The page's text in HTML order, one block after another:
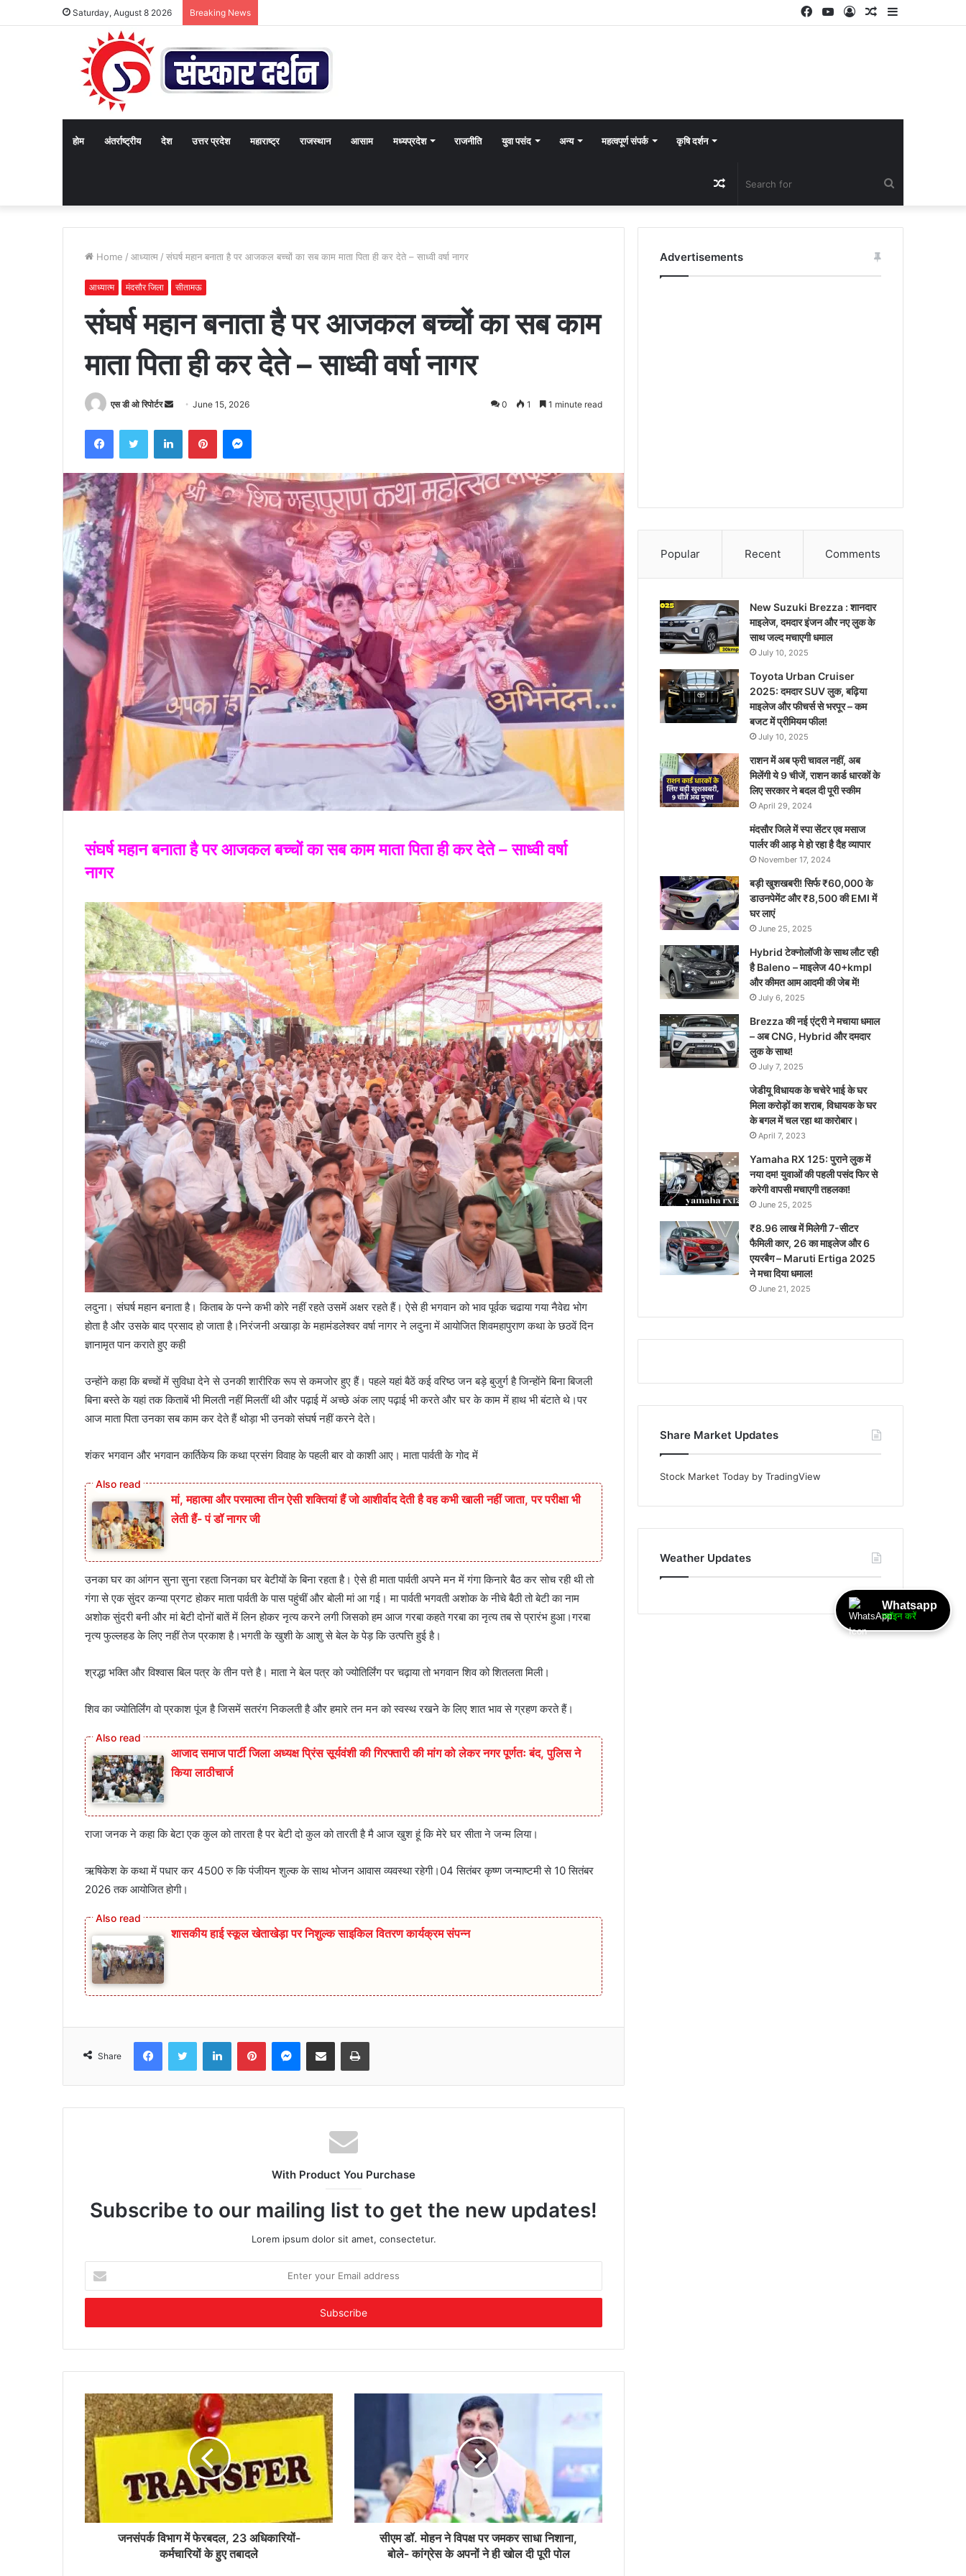
Saturday, August 8 2026 Breaking News Sidebar
Random
Log
YouTube
Facebook
होम अंतर्राष्ट्रीय देश उत्तर प्रदेश महाराष्ट्र राजस्थान आसाम मध्यप्रदेश राजनीति युवा पसंद अन्य महत्वपूर्ण संपर्क कृषि दर्शन
for
Random
Article
Home / आध्यात्म / संघर्ष महान बनाता है पर आजकल बच्चों का सब काम माता पिता ही कर देते – साध्वी वर्षा नागर
आध्यात्म मंदसौर जिला सीतामऊ
संघर्ष महान बनाता है पर आजकल बच्चों का सब काम
माता पिता ही कर देते – साध्वी वर्षा नागर
एस डी ओ रिपोर्टर
SendJune 15, 2026 0 1 1 minute read
FacebookTwitter LinkedInPinterestMessenger
संघर्ष महान बनाता है पर आजकल बच्चों का सब काम माता पिता ही कर देते – साध्वी वर्षा
नागर
लदुना। संघर्ष महान बनाता है। किताब के पन्ने कभी कोरे नहीं रहते उसमें अक्षर रहते हैं। ऐसे ही भगवान को भाव पूर्वक चढाया गया नैवेद्य भोग
होता है और उसके बाद प्रसाद हो जाता है।निरंजनी अखाड़ा के महामंडलेश्वर वर्षा नागर ने लदुना में आयोजित शिवमहापुराण कथा के छठवें दिन
ज्ञानामृत पान कराते हुए कही
उन्होंने कहा कि बच्चों में सुविधा देने से उनकी शारीरिक रूप से कमजोर हुए हैं। पहले यहां बैठें कई वरिष्ठ जन बड़े बुजुर्ग है जिन्होंने बिना बिजली
बिना बस्ते के यहां तक किताबें भी मिलती नहीं मिलतीं थी और पढ़ाई में अच्छे अंक लाए पढ़ाई भी करते और घर के काम में हाथ भी बंटाते थे।पर
आज माता पिता उनका सब काम कर देते हैं थोड़ा भी उनको संघर्ष नहीं करने देते।
शंकर भगवान और भगवान कार्तिकेय कि कथा प्रसंग विवाह के पहली बार वो काशी आए। माता पार्वती के गोद में
मां, महात्मा और परमात्मा तीन ऐसी शक्तियां हैं जो आशीर्वाद देती है वह कभी खाली नहीं जाता, पर परीक्षा भी
लेती हैं- पं डॉ नागर जी
उनका घर का आंगन सुना सुना रहता जिनका घर बेटीयों के बिना रहता है। ऐसे ही माता पार्वती अपने मन में गंगा किनारे बैठ कर सोच रही थी तो
गंगा से एक सुंदर कन्या प्रगट होकर माता पार्वती के पास पहुंचीं और बोली मां आ गई। मा पार्वती भगवती अशोक के नीचे बैठी तो बेटी का नाम
अशोक सुंदरी बनी और मां बेटी दोनों बातें में लिन होकर नृत्य करने लगी जिसको हम आज गरबा कहते गरबा का नृत्य तब से प्रारंभ हुआ।गरबा
नृत्य फुल्लहड के लिए नहीं तेज प्रकाश है।भगती के खुशी के आशु से बेल के पेड़ कि उत्पत्ति हुई है।
श्रद्धा भक्ति और विश्वास बिल पत्र के तीन पत्ते है। माता ने बेल पत्र को ज्योतिर्लिंग पर चढ़ाया तो भगवान शिव को शितलता मिली।
शिव का ज्योतिर्लिंग वो प्रकाश पूंज है जिसमें सतरंग निकलती है और हमारे तन मन को स्वस्थ रखने के लिए शात भाव से ग्रहण करते हैं।
आजाद समाज पार्टी जिला अध्यक्ष प्रिंस सूर्यवंशी की गिरफ्तारी की मांग को लेकर नगर पूर्णतः बंद, पुलिस ने
किया लाठीचार्ज
राजा जनक ने कहा कि बेटा एक कुल को तारता है पर बेटी दो कुल को तारती है मै आज खुश हूं कि मेरे घर सीता ने जन्म लिया।
ऋषिकेश के कथा में पधार कर 4500 रु कि पंजीयन शुल्क के साथ भोजन आवास व्यवस्था रहेगी।04 सितंबर कृष्ण जन्माष्टमी से 10 सितंबर
2026 तक आयोजित होगी।
शासकीय हाई स्कूल खेताखेड़ा पर निशुल्क साइकिल वितरण कार्यक्रम संपन्न
Share
FacebookTwitter LinkedInPinterestMessenger
Share via Email Print
With Product You Purchase
Subscribe to our mailing list to get the new updates!
Lorem ipsum dolor sit amet, consectetur.
your
Email
जनसंपर्क विभाग में फेरबदल, 23 अधिकारियों-
कर्मचारियों के हुए तबादले
सीएम डॉ. मोहन ने विपक्ष पर जमकर साधा निशाना,
बोले- कांग्रेस के अपनों ने ही खोल दी पूरी पोल
Advertisements
Popular Recent Comments
New Suzuki Brezza : शानदार
माइलेज, दमदार इंजन और नए लुक के
साथ जल्द मचाएगी धमाल
July 10, 2025
Toyota Urban Cruiser
2025: दमदार SUV लुक, बढ़िया
माइलेज और फीचर्स से भरपूर – कम
बजट में प्रीमियम फील!
July 10, 2025
राशन में अब फ्री चावल नहीं, अब
मिलेंगी ये 9 चीजें, राशन कार्ड धारकों के
लिए सरकार ने बदल दी पूरी स्कीम
April 29, 2024
मंदसौर जिले में स्पा सेंटर एव मसाज
पार्लर की आड़ मे हो रहा है दैह व्यापार
November 17, 2024
बड़ी खुशखबरी! सिर्फ ₹60,000 के
डाउनपेमेंट और ₹8,500 की EMI में
घर लाएं
June 25, 2025
Hybrid टेक्नोलॉजी के साथ लौट रही
है Baleno – माइलेज 40+kmpl
और कीमत आम आदमी की जेब में!
July 6, 2025
Brezza की नई एंट्री ने मचाया धमाल
– अब CNG, Hybrid और दमदार
लुक के साथ!
July 7, 2025
जेडीयू विधायक के चचेरे भाई के घर
मिला करोड़ों का शराब, विधायक के घर
के बगल में चल रहा था कारोबार।
April 7, 2023
Yamaha RX 125: पुराने लुक में
नया दम! युवाओं की पहली पसंद फिर से
करेगी वापसी मचाएगी तहलका!
June 25, 2025
₹8.96 लाख में मिलेगी 7-सीटर
फैमिली कार, 26 का माइलेज और 6
एयरबैग – Maruti Ertiga 2025
ने मचा दिया धमाल!
June 21, 2025
Share Market Updates
Stock Market Today by TradingView
Weather Updates
Whatsapp
ज्वॉइन करें